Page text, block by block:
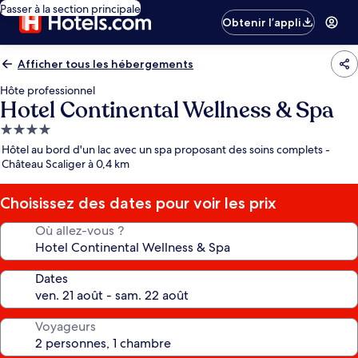
Passer à la section principale
Obtenir l’appli
Afficher tous les hébergements
Hôte professionnel
Hotel Continental Wellness & Spa
Hébergement
4.0 étoiles
Hôtel au bord d'un lac avec un spa proposant des soins complets -
Château Scaliger à 0,4 km
Choisissez des dates pour voir les prix
Où allez-vous ?
Dates
Voyageurs